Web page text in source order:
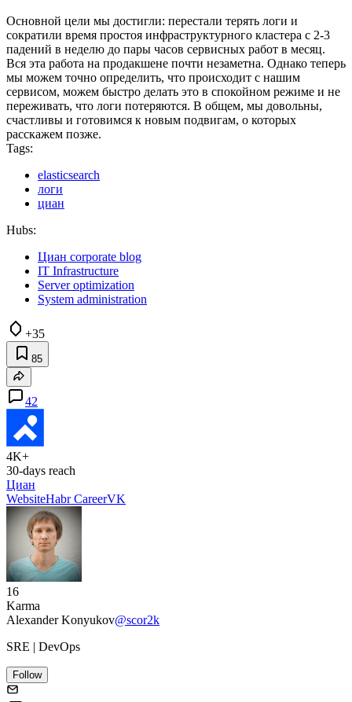
Основной цели мы достигли: перестали терять логи и
сократили время простоя инфраструктурного кластера с 2-3
падений в неделю до пары часов сервисных работ в месяц.
Вся эта работа на продакшене почти незаметна. Однако теперь
мы можем точно определить, что происходит с нашим
сервисом, можем быстро делать это в спокойном режиме и не
переживать, что логи потеряются. В общем, мы довольны,
счастливы и готовимся к новым подвигам, о которых
расскажем позже.
Tags:
elasticsearch
логи
циан
Hubs:
Циан corporate blog
IT Infrastructure
Server optimization
System administration
+35
85
42
4K+
30-days reach
Циан
WebsiteHabr CareerVK
16
Karma
Alexander Konyukov@scor2k
SRE | DevOps
Follow